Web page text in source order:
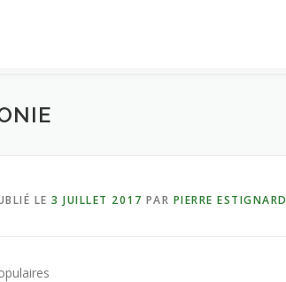
LE 3 JUILLET 2017 PAR PIERRE ESTIGNARD